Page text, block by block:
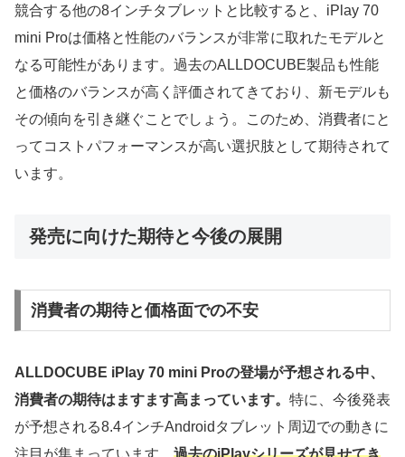
競合する他の8インチタブレットと比較すると、iPlay 70
mini Proは価格と性能のバランスが非常に取れたモデルと
なる可能性があります。過去のALLDOCUBE製品も性能
と価格のバランスが高く評価されてきており、新モデルも
その傾向を引き継ぐことでしょう。このため、消費者にと
ってコストパフォーマンスが高い選択肢として期待されて
います。
発売に向けた期待と今後の展開
消費者の期待と価格面での不安
ALLDOCUBE iPlay 70 mini Proの登場が予想される中、
消費者の期待はますます高まっています。 特に、今後発表
が予想される8.4インチAndroidタブレット周辺での動きに
注目が集まっています。 過去のiPlayシリーズが見せてき